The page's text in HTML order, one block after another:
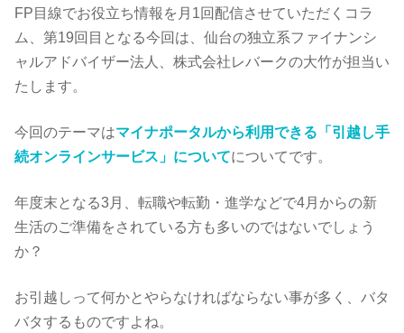
FP目線でお役立ち情報を月1回配信させていただくコラ
ム、第19回目となる今回は、仙台の独立系ファイナンシ
ャルアドバイザー法人、株式会社レバークの大竹が担当い
たします。
今回のテーマはマイナポータルから利用できる「引越し手
続オンラインサービス」についてについてです。
年度末となる3月、転職や転勤・進学などで4月からの新
生活のご準備をされている方も多いのではないでしょう
か？
お引越しって何かとやらなければならない事が多く、バタ
バタするものですよね。